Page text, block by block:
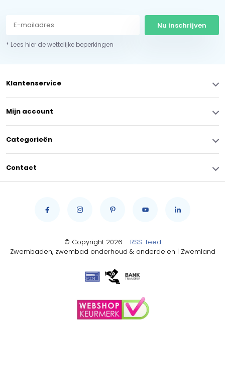
Nu inschrijven
* Lees hier de wettelijke beperkingen
Klantenservice
Mijn account
Categorieën
Contact
© Copyright 2026 - RSS-feed
Zwembaden, zwembad onderhoud & onderdelen | Zwemland